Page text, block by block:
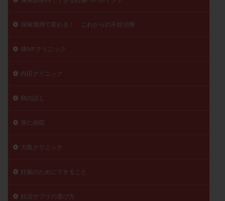
保険適用で変わる！ これからの不妊治療
俵IVFクリニック
内田クリニック
卵の話し
厚仁病院
大島クリニック
妊娠のためにできること
妊活サプリの選び方